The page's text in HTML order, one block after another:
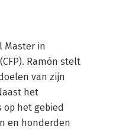
Master in
Ramón stelt
van zijn
het
het gebied
en honderden